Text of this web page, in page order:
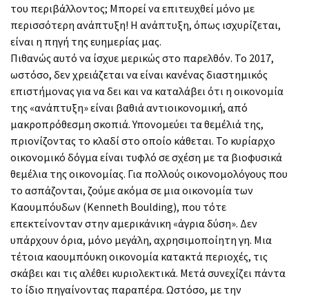
του περιβάλλοντος; Μπορεί να επιτευχθεί μόνο με
περισσότερη ανάπτυξη! Η ανάπτυξη, όπως ισχυρίζεται,
είναι η πηγή της ευημερίας μας.
Πιθανώς αυτό να ίσχυε μερικώς στο παρελθόν. Το 2017,
ωστόσο, δεν χρειάζεται να είναι κανένας διαστημικός
επιστήμονας για να δει και να καταλάβει ότι η οικονομία
της «ανάπτυξη» είναι βαθιά αντιοικονομική, από
μακροπρόθεσμη σκοπιά. Υπονομεύει τα θεμέλιά της,
πριονίζοντας το κλαδί στο οποίο κάθεται. Το κυρίαρχο
οικονομικό δόγμα είναι τυφλό σε σχέση με τα βιοφυσικά
θεμέλια της οικονομίας. Για πολλούς οικονομολόγους που
το ασπάζονται, ζούμε ακόμα σε μια οικονομία των
Καουμπόυδων (Kenneth Boulding), που τότε
επεκτείνονταν στην αμερικάνικη «άγρια δύση». Δεν
υπάρχουν όρια, μόνο μεγάλη, αχρησιμοποίητη γη. Μια
τέτοια καουμπόυκη οικονομία κατακτά περιοχές, τις
σκάβει και τις αλέθει κυριολεκτικά. Μετά συνεχίζει πάντα
το ίδιο πηγαίνοντας παραπέρα. Ωστόσο, με την